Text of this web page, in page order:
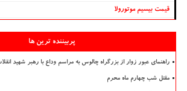
قیمت بیسیم موتورولا
پربیننده ترین ها
راهنمای عبور زوار از بزرگراه چالوس به مراسم وداع با رهبر شهید
مقتل شب چهارم ماه محرم